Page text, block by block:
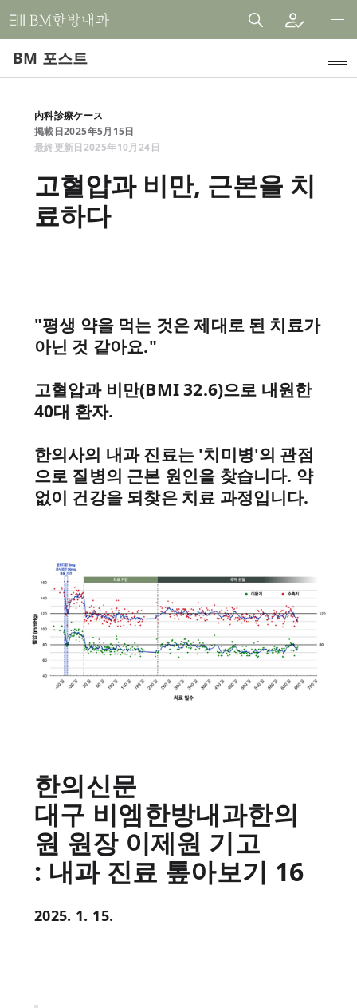
비
한
과
한
원
BM 포스트
인기 주제
HFダイエット (健自夢の食事)
臨床研究
内科診療ケース
お知らせ
BMストーリー
ヘルストピック (YouTube)
内科診療ケース
掲載日2025年5月 15日
最終更新日2025年10月24日
고혈압과 비만, 근본을 치
료하다
"평생 약을 먹는 것은 제대로 된 치료가
아닌 것 같아요."
고혈압과 비만(BMI 32.6)으로 내원한
40대 환자.
한의사의 내과 진료는 '치미병'의 관점
으로 질병의 근본 원인을 찾습니다. 약
없이 건강을 되찾은 치료 과정입니다.
한의신문
대구 비엠한방내과한의
원 원장 이제원 기고
: 내과 진료 톺아보기 16
2025. 1. 15.